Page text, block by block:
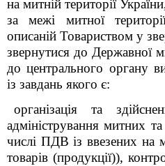
на митній території
за межі митної
описаній Товариством у
звернутися до Державної
до центрального органу
із завдань якого є:
організація та
адміністрування митних
числі ПДВіз ввезених на
товарів (продукції)),